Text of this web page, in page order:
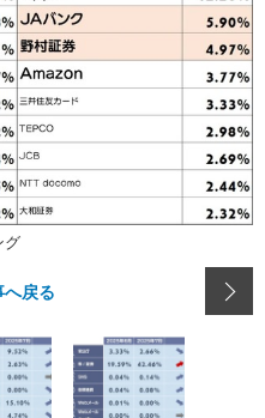
グ
へ戻る